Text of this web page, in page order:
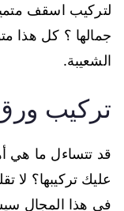
لتركيب اسقف
جمالها ؟ كل هذا
الشعيبة.
تركيب
قد تتساءل ما هي
عليك تركيبها؟ لا
في هذا المجال